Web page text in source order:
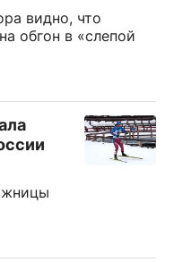
видно, что
обгон в «слепой